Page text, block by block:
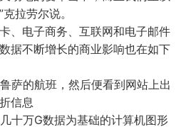
拉劳尔说。
、电子商务、互联网和电子邮件
据不断增长的商业影响也在如下
萨的航班，然后便看到网站上出
信息
十万G数据为基础的计算机图形